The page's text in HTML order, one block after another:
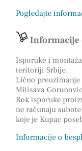
Pogledajte
Informacije
Isporuke i
teritoriji Srbije.
Lično
Milisava
Rok isporuke
ne računaju
koje je Kupac
Informacije o